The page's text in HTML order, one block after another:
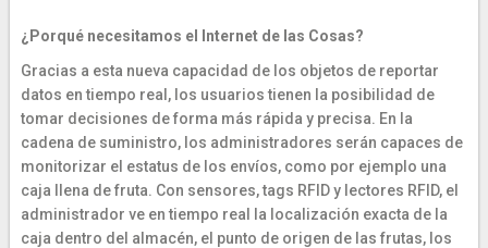
¿Porqué necesitamos el Internet de las Cosas?
Gracias a esta nueva capacidad de los objetos de reportar
datos en tiempo real, los usuarios tienen la posibilidad de
tomar decisiones de forma más rápida y precisa. En la
cadena de suministro, los administradores serán capaces de
monitorizar el estatus de los envíos, como por ejemplo una
caja llena de fruta. Con sensores, tags RFID y lectores RFID, el
administrador ve en tiempo real la localización exacta de la
caja dentro del almacén, el punto de origen de las frutas, los